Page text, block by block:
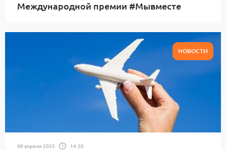
Международной премии #Мывместе
НОВОСТИ
08 апреля 2025 14:20